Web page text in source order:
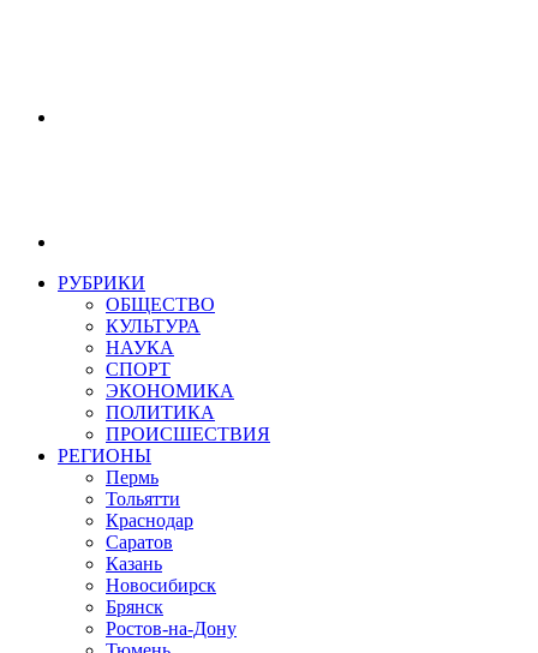
РУБРИКИ
ОБЩЕСТВО
КУЛЬТУРА
НАУКА
СПОРТ
ЭКОНОМИКА
ПОЛИТИКА
ПРОИСШЕСТВИЯ
РЕГИОНЫ
Пермь
Тольятти
Краснодар
Саратов
Казань
Новосибирск
Брянск
Ростов-на-Дону